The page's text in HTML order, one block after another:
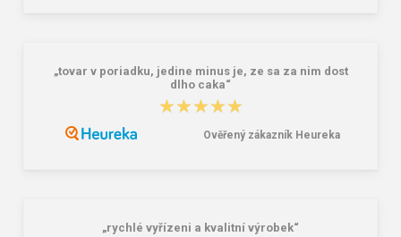
„tovar v poriadku, jedine minus je, ze sa za nim dost
dlho caka“
★★★★★
★★★★★
Ověřený zákazník Heureka
„rychlé vyřízeni a kvalitní výrobek“